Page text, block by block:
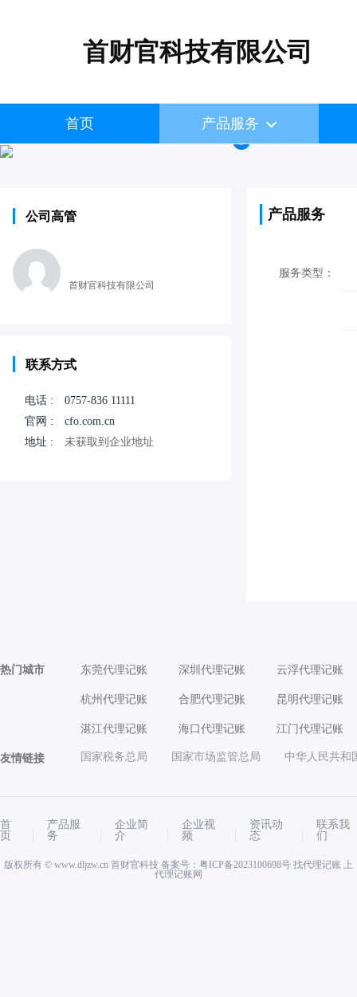
首财官科技有限公司
首页 产品服务
公司高管
首财官科技有限公司
联系方式
电话 :
0757-836 11111
官网 :
cfo.com.cn
地址 :
未获取到企业地址
产品服务
服务类型：
热门城市 东莞代理记账 深圳代理记账 云浮代理记账
杭州代理记账 合肥代理记账 昆明代理记账
湛江代理记账 海口代理记账 江门代理记账
友情链接 国家税务总局 国家市场监管总局 中华人民共和
首
页
产品服
务
企业简
介
企业视
频
资讯动
态
联系我
们
版权所有 © www.dljzw.cn 首财官科技 备案号： 粤ICP备2023100698号 找代理记账 上
代理记账网